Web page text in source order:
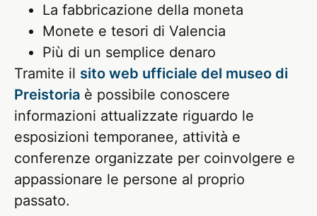
La fabbricazione della moneta
Monete e tesori di Valencia
Più di un semplice denaro
Tramite il sito web ufficiale del museo di
Preistoria è possibile conoscere
informazioni attualizzate riguardo le
esposizioni temporanee, attività e
conferenze organizzate per coinvolgere e
appassionare le persone al proprio
passato.